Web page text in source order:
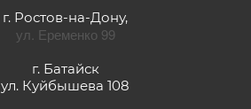
г. Ростов-на-Дону,
ул. Еременко 99
г. Батайск
ул. Куйбышева 108